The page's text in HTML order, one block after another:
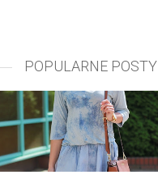
POPULARNE POSTY